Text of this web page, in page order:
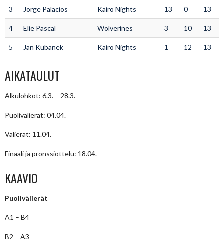
3 Jorge Palacios Kairo Nights 13 0 13
4 Elie Pascal Wolverines 3 10 13
5 Jan Kubanek Kairo Nights 1 12 13
AIKATAULUT
Alkulohkot: 6.3. – 28.3.
Puolivälierät: 04.04.
Välierät: 11.04.
Finaali ja pronssiottelu: 18.04.
KAAVIO
Puolivälierät
A1 – B4
B2 – A3